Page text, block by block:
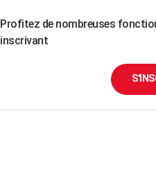
Profitez de nombreuses
inscrivant